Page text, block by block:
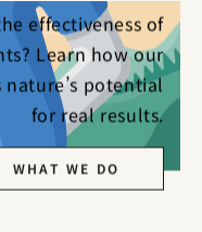
effectiveness of
Learn how our
nature’s potential
for real results.
WHAT WE DO